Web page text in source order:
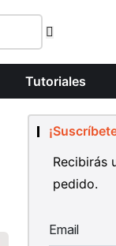
Tutoriales
Recibirás
pedido.